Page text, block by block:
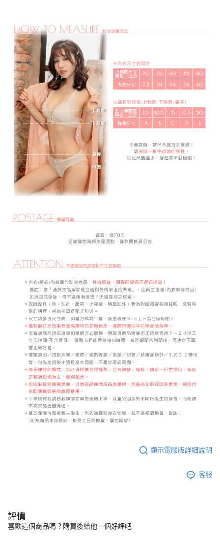
顯示電腦版詳細說明
客服
評價
喜歡這個商品嗎？購買後給他一個好評吧